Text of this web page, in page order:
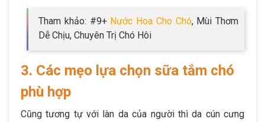
Tham khảo: #9+ Nước Hoa Cho Chó, Mùi Thơm
Dễ Chịu, Chuyên Trị Chó Hôi
3. Các mẹo lựa chọn sữa tắm chó
phù hợp
Cũng tương tự với làn da của người thì da cún cưng